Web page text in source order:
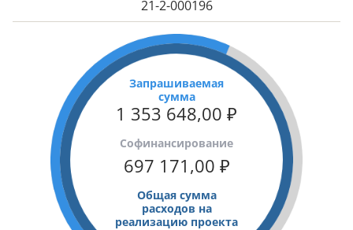
21-2-000196
Запрашиваемая
сумма
1 353 648,00 ₽
Cофинансирование
697 171,00 ₽
Общая сумма
расходов на
реализацию проекта